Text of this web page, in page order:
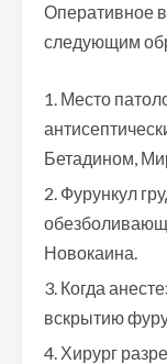
Оперативное
следующим
Место
Бетадином,
Фурункул
Новокаина.
Когда
вскрытию
Хирург